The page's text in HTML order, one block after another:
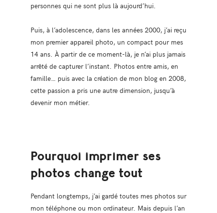
personnes qui ne sont plus là aujourd’hui.
Puis, à l’adolescence, dans les années 2000, j’ai reçu
mon premier appareil photo, un compact pour mes
14 ans. À partir de ce moment-là, je n’ai plus jamais
arrêté de capturer l’instant. Photos entre amis, en
famille… puis avec la création de mon blog en 2008,
cette passion a pris une autre dimension, jusqu’à
devenir mon métier.
Pourquoi imprimer ses
photos change tout
Pendant longtemps, j’ai gardé toutes mes photos sur
mon téléphone ou mon ordinateur. Mais depuis l’an